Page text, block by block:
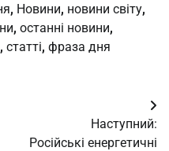
, Новини, новини світу,
, останні новини,
, статті, фраза дня
Наступний:
Російські енергетичні